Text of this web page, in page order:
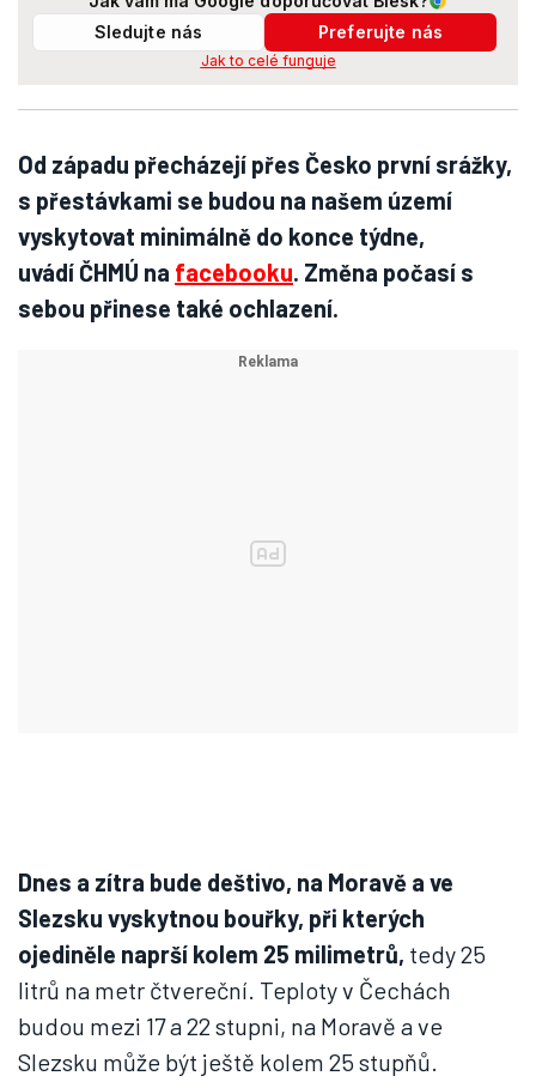
Sledujte nás
Preferujte nás
Jak to celé funguje
Od západu přecházejí přes Česko první srážky,
s přestávkami se budou na našem území
vyskytovat minimálně do konce týdne,
uvádí ČHMÚ na facebooku. Změna počasí s
sebou přinese také ochlazení.
Dnes a zítra bude deštivo, na Moravě a ve
Slezsku vyskytnou bouřky, při kterých
ojediněle naprší kolem 25 milimetrů, tedy 25
litrů na metr čtvereční. Teploty v Čechách
budou mezi 17 a 22 stupni, na Moravě a ve
Slezsku může být ještě kolem 25 stupňů.